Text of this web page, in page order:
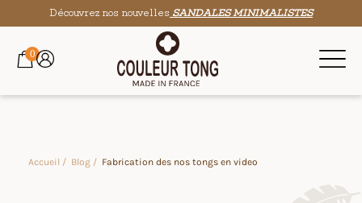
Découvrez nos nouvelles SANDALES MINIMALISTES
0
Accueil / Blog / Fabrication des nos tongs en video